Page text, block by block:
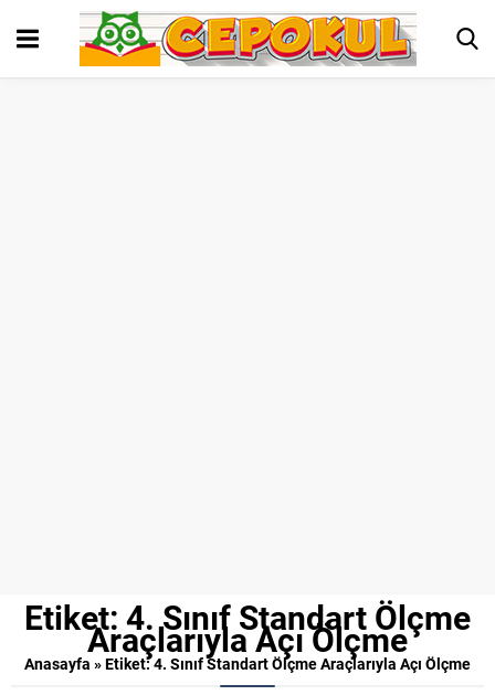
Etiket: 4. Sınıf Standart Ölçme
Araçlarıyla Açı Ölçme
Anasayfa »Etiket: 4. Sınıf Standart Ölçme Araçlarıyla Açı Ölçme